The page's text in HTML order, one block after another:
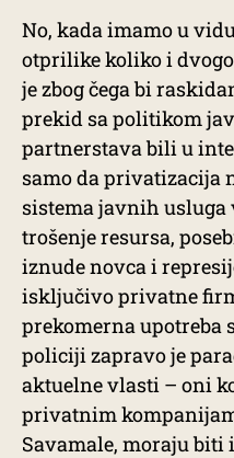
No, kada imamo u
otprilike koliko i
je zbog čega bi
prekid sa politikom
partnerstava bili u
samo da privatizacija
sistema javnih usluga
trošenje resursa,
iznude novca i
isključivo privatne
prekomerna upotreba
policiji zapravo je
aktuelne vlasti – oni
privatnim
Savamale, moraju